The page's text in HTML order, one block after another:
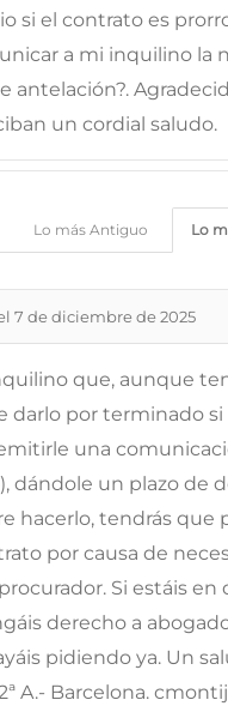
si el contrato es
a mi inquilino la
antelación?.
un cordial saludo.
Lo
Lo más Antiguo
7 de diciembre de 2025
que, aunque
darlo por terminado si
una
dándole un plazo de
hacerlo, tendrás
por causa de
Si estáis en
derecho a
pidiendo ya. Un
2ª A.- Barcelona.